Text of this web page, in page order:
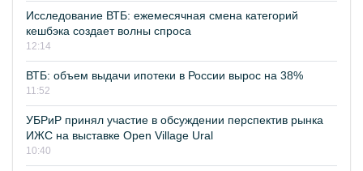
Исследование ВТБ: ежемесячная смена категорий
кешбэка создает волны спроса
12:14
ВТБ: объем выдачи ипотеки в России вырос на 38%
11:52
УБРиР принял участие в обсуждении перспектив рынка
ИЖС на выставке Open Village Ural
10:40